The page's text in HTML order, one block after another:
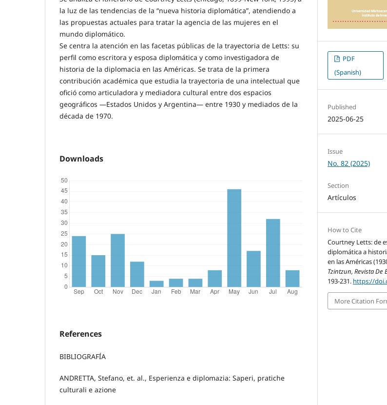
la luz de las tendencias de la “nueva historia diplomática”, atendiendo a
las propuestas actuales para tratar la agencia de las mujeres en el
mundo diplomático.
Se centra la atención en las facetas públicas de la trayectoria de Letts: su
perfil como escritora y esposa diplomática y como investigadora de
historia de la diplomacia en las Américas. Se trata de la primera
contribución académica que estudia la trayectoria de una intelectual que
ofició como articuladora y mediadora cultural entre dos espacios
geográficos —Estados Unidos y Argentina— entre 1930 y mediados de la
década de 1970.
Downloads
References
BIBLIOGRAFÍA
ANDRETTA, Stefano, et. al., Esperienza e diplomazia: Saperi, pratiche
culturali e azione
PDF
(Spanish)
Published
2025-06-25
Issue
No. 82 (2025)
Section
Artículos
How to Cite
Courtney Letts: de
diplomática a
en las Américas
Tzintzun, Revista De
193-231. https://
More Citation